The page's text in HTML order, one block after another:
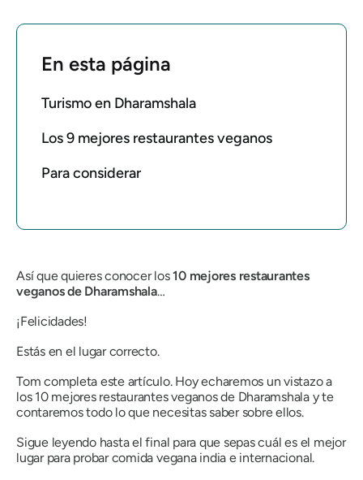
En esta página
Turismo en Dharamshala
Los 9 mejores restaurantes veganos
Para considerar
Así que quieres conocer los10 mejores restaurantes
veganos de Dharamshala…
¡Felicidades!
Estás en el lugar correcto.
Tom completa este artículo. Hoy echaremos un vistazo a
los 10 mejores restaurantes veganos de Dharamshala y te
contaremos todo lo que necesitas saber sobre ellos.
Sigue leyendo hasta el final para que sepas cuál es el mejor
lugar para probar comida vegana india e internacional.